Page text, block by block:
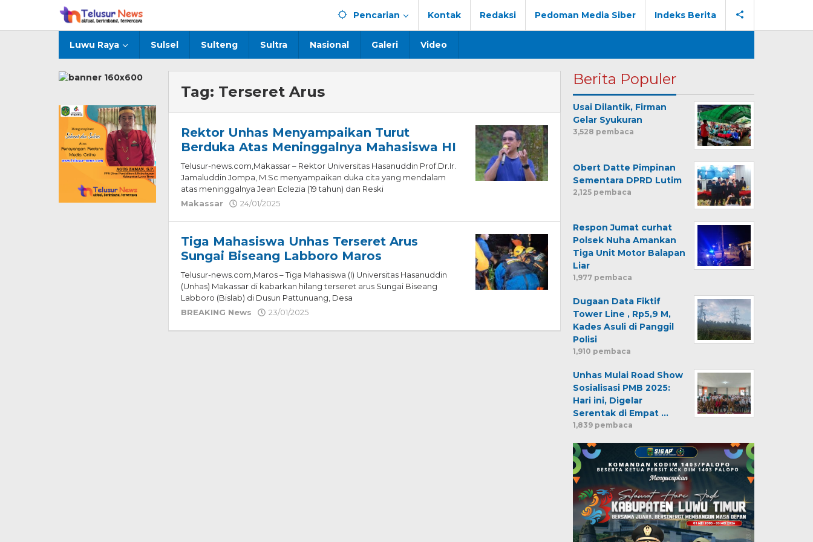
konten
Pencarian Kontak Redaksi Pedoman Media Siber Indeks Berita
Luwu Raya Sulsel Sulteng Sultra Nasional Galeri Video
Tag: Terseret Arus
Rektor Unhas Menyampaikan Turut
Berduka Atas Meninggalnya Mahasiswa HI
Telusur-news.com,Makassar – Rektor Universitas Hasanuddin Prof.Dr.Ir.
Jamaluddin Jompa, M.Sc menyampaikan duka cita yang mendalam
atas meninggalnya Jean Eclezia (19 tahun) dan Reski
Makassar
24/01/2025
Tiga Mahasiswa Unhas Terseret Arus
Sungai Biseang Labboro Maros
Telusur-news.com,Maros – Tiga Mahasiswa (I) Universitas Hasanuddin
(Unhas) Makassar di kabarkan hilang terseret arus Sungai Biseang
Labboro (Bislab) di Dusun Pattunuang, Desa
BREAKING News
23/01/2025
Berita Populer
Usai Dilantik, Firman
Gelar Syukuran
3,528 pembaca
Obert Datte Pimpinan
Sementara DPRD Lutim
2,125 pembaca
Respon Jumat curhat
Polsek Nuha Amankan
Tiga Unit Motor Balapan
Liar
1,977 pembaca
Dugaan Data Fiktif
Tower Line , Rp5,9 M,
Kades Asuli di Panggil
Polisi
1,910 pembaca
Unhas Mulai Road Show
Sosialisasi PMB 2025:
Hari ini, Digelar
Serentak di Empat …
1,839 pembaca